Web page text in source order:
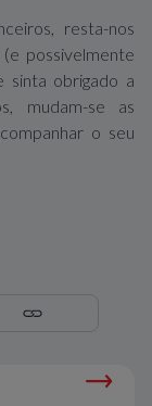
resta-nos
possivelmente
sinta obrigado a
mudam-se as
o seu